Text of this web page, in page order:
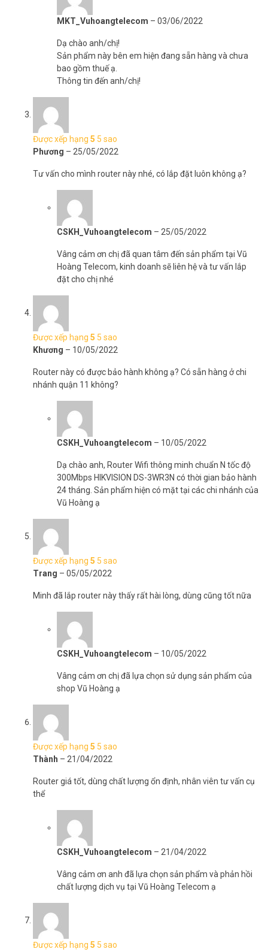
Sản phẩm chính hãng do Vũ Hoàng Telecom phân phối
Bảo hành qua serial hoặc tem cửa hàng trên sản phẩm
An tâm với TTBH tại Hồ Chí Minh và Hà Nội
Quản lý cài đặt tiện lợi
Không bảo hành với sản phẩm hư hỏng do lỗi người dùng
vui lòng liên hệ HOTLINE
khảo thêm hình ảnh tại
MKT_Vuhoangtelecom – 03/06/2022
Dạ chào anh/chị!
Sản phẩm này bên em hiện đang sẵn hàng và chưa
bao gồm thuế ạ.
Thông tin đến anh/chị!
Được xếp hạng 5 5 sao
Phương – 25/05/2022
Tư vấn cho mình router này nhé, có lắp đặt luôn không ạ?
CSKH_Vuhoangtelecom – 25/05/2022
Vâng cảm ơn chị đã quan tâm đến sản phẩm tại Vũ
Hoàng Telecom, kinh doanh sẽ liên hệ và tư vấn lắp
đặt cho chị nhé
Được xếp hạng 5 5 sao
Khương – 10/05/2022
Router này có được bảo hành không ạ? Có sẵn hàng ở chi
nhánh quận 11 không?
CSKH_Vuhoangtelecom – 10/05/2022
Dạ chào anh, Router Wifi thông minh chuẩn N tốc độ
300Mbps HIKVISION DS-3WR3N có thời gian bảo hành
24 tháng. Sản phẩm hiện có mặt tại các chi nhánh của
Vũ Hoàng ạ
Được xếp hạng 5 5 sao
Trang – 05/05/2022
Minh đã lắp router này thấy rất hài lòng, dùng cũng tốt nữa
CSKH_Vuhoangtelecom – 10/05/2022
Vâng cảm ơn chị đã lựa chọn sử dụng sản phẩm của
shop Vũ Hoàng ạ
Được xếp hạng 5 5 sao
Thành – 21/04/2022
Router giá tốt, dùng chất lượng ổn định, nhân viên tư vấn cụ
thể
CSKH_Vuhoangtelecom – 21/04/2022
Vâng cảm ơn anh đã lựa chọn sản phẩm và phản hồi
chất lượng dịch vụ tại Vũ Hoàng Telecom ạ
Được xếp hạng 5 5 sao